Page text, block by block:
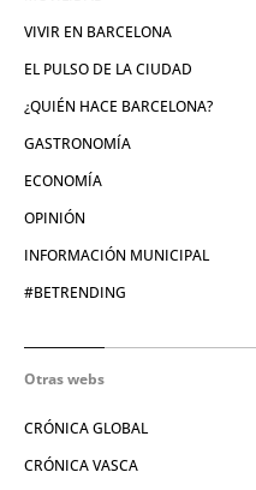
VIVIR EN BARCELONA
EL PULSO DE LA CIUDAD
¿QUIÉN HACE BARCELONA?
GASTRONOMÍA
ECONOMÍA
OPINIÓN
INFORMACIÓN MUNICIPAL
#BETRENDING
Otras webs
CRÓNICA GLOBAL
CRÓNICA VASCA